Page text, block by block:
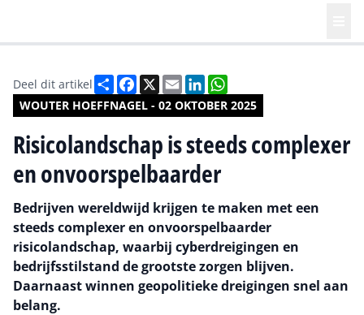
WOUTER HOEFFNAGEL - 02 OKTOBER 2025
Deel dit artikel DeelFacebook
X EmailLinkedIn
Risicolandschap is steeds complexer
en onvoorspelbaarder
Bedrijven wereldwijd krijgen te maken met een
steeds complexer en onvoorspelbaarder
risicolandschap, waarbij cyberdreigingen en
bedrijfsstilstand de grootste zorgen blijven.
Daarnaast winnen geopolitieke dreigingen snel aan
belang.